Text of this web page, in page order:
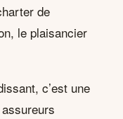
de
le plaisancier
c’est une